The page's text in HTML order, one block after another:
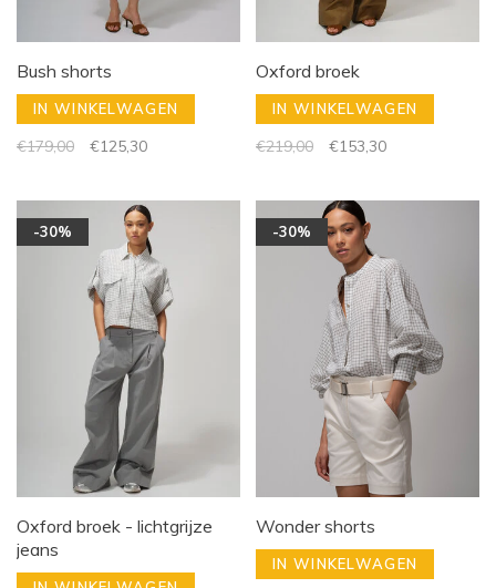
Bush shorts
IN WINKELWAGEN
€179,00 €125,30
Oxford broek
IN WINKELWAGEN
€219,00 €153,30
-30%
Oxford broek - lichtgrijze
jeans
-30%
Wonder shorts
IN WINKELWAGEN